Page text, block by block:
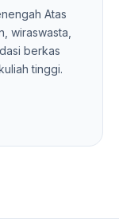
Atas
wiraswasta,
berkas
tinggi.